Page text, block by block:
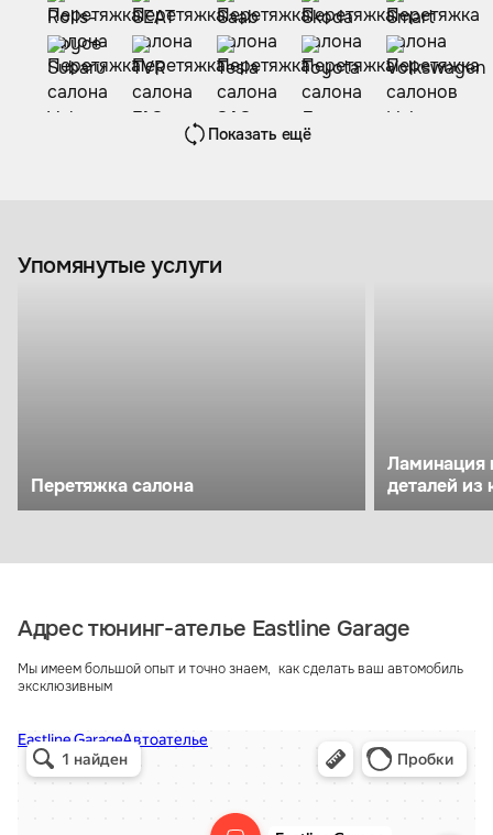
Показать ещё
Упомянутые услуги
Перетяжка салона
Ламинация
деталей из
Адрес тюнинг-ателье Eastline Garage
Мы имеем большой опыт и точно знаем, как сделать ваш автомобиль
эксклюзивным